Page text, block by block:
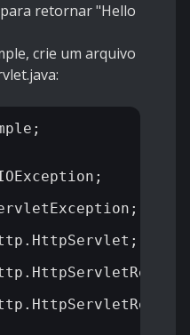
retornar "Hello
crie um arquivo